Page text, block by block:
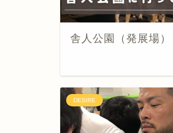
舎人公園（発展場）
DESIRE